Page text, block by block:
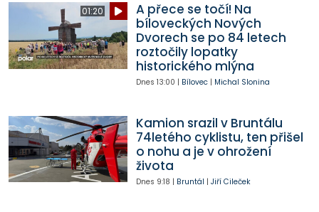
01:20
A přece se točí! Na
bíloveckých Nových
Dvorech se po 84 letech
roztočily lopatky
historického mlýna
Dnes 13:00 | Bílovec| Michal Slonina
Kamion srazil v Bruntálu
74letého cyklistu, ten přišel
o nohu a je v ohrožení
života
Dnes 9:18 | Bruntál | Jiří Cileček